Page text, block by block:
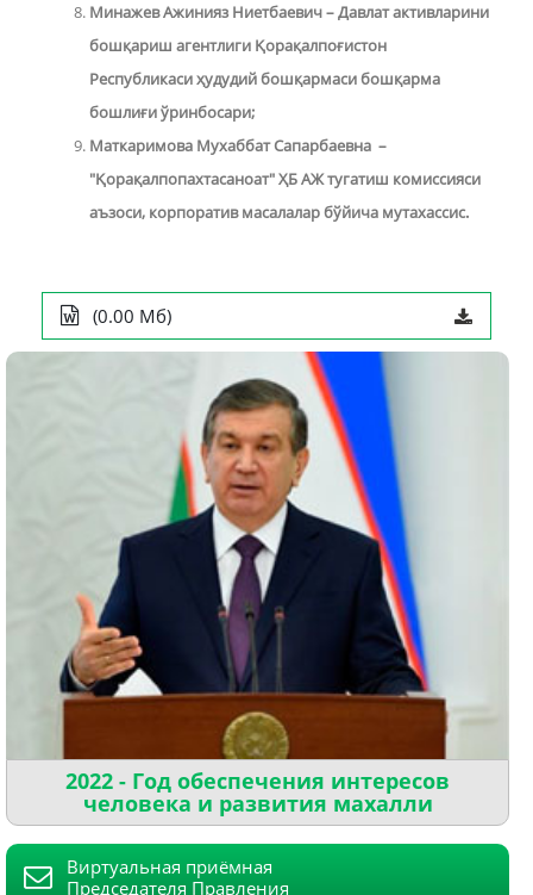
Минажев Ажинияз Ниетбаевич – Давлат активларини
бошқариш агентлиги Қорақалпоғистон
Республикаси ҳудудий бошқармаси бошқарма
бошлиғи ўринбосари;
Маткаримова Мухаббат Сапарбаевна –
"Қорақалпопахтасаноат" ҲБ АЖ тугатиш комиссияси
аъзоси, корпоратив масалалар бўйича мутахассис.
(0.00 Мб)
2022 - Год обеспечения интересов
человека и развития махалли
Виртуальная приёмная
Председателя Правления